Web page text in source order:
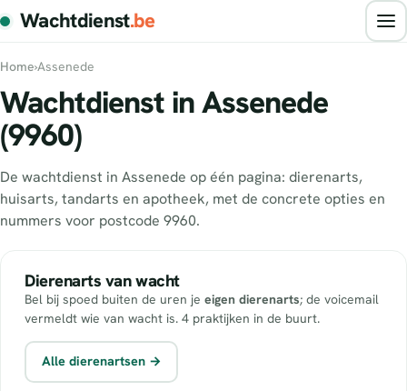
Wachtdienst.be
Home›Assenede
Wachtdienst in Assenede
(9960)
De wachtdienst in Assenede op één pagina: dierenarts,
huisarts, tandarts en apotheek, met de concrete opties en
nummers voor postcode 9960.
Dierenarts van wacht
Bel bij spoed buiten de uren je eigen dierenarts; de voicemail
vermeldt wie van wacht is. 4 praktijken in de buurt.
Alle dierenartsen →